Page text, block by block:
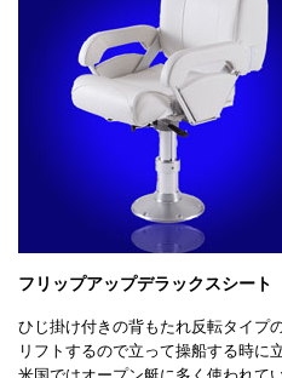
フリップアップデラックスシート
ひじ掛け付きの背もたれ反転タイプ
リフトするので立って操船する時に